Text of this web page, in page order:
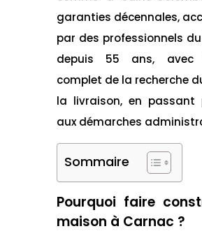
garanties décennales,
par des professionnels
depuis 55 ans, avec
complet de la recherche
la livraison, en passant
aux démarches
Sommaire
Pourquoi faire
maison à Carnac ?